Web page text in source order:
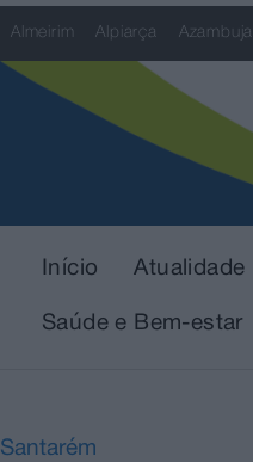
Almeirim Alpiarça Azambuja
Início Atualidade
Saúde e Bem-estar
Santarém